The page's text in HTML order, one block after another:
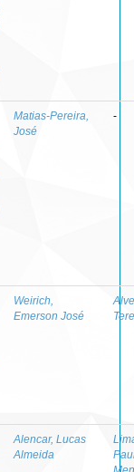
Matias-Pereira,
José
-
Weirich,
Emerson José
Alencar, Lucas
Almeida